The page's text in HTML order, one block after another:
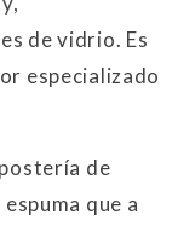
de vidrio. Es
especializado
de
que a